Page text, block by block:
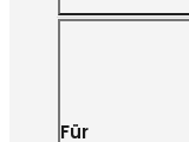
Für